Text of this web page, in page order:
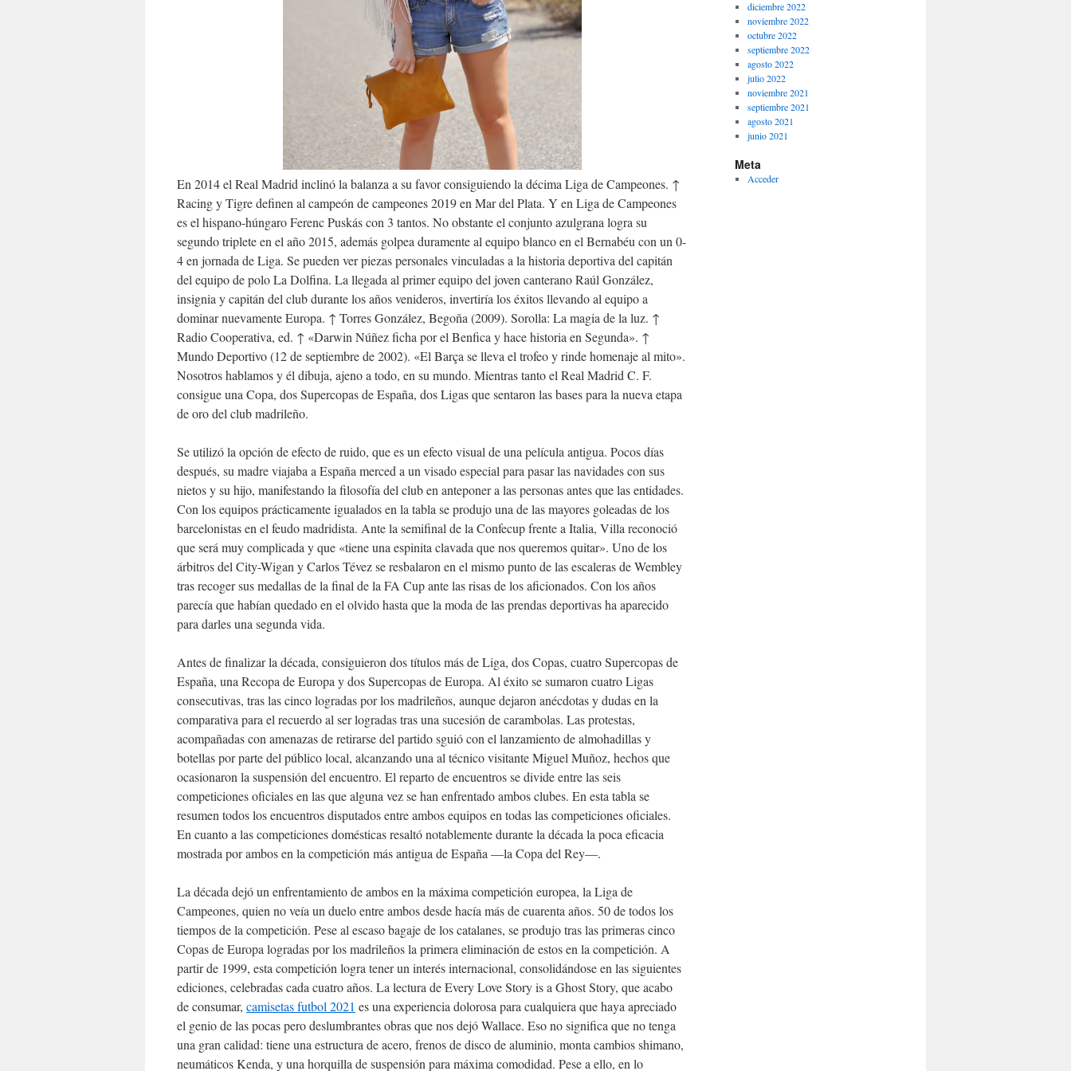
En 2014 el Real Madrid inclinó la balanza a su favor consiguiendo la décima Liga de Campeones. ↑
Racing y Tigre definen al campeón de campeones 2019 en Mar del Plata. Y en Liga de Campeones
es el hispano-húngaro Ferenc Puskás con 3 tantos. No obstante el conjunto azulgrana logra su
segundo triplete en el año 2015, además golpea duramente al equipo blanco en el Bernabéu con un 0-
4 en jornada de Liga. Se pueden ver piezas personales vinculadas a la historia deportiva del capitán
del equipo de polo La Dolfina. La llegada al primer equipo del joven canterano Raúl González,
insignia y capitán del club durante los años venideros, invertiría los éxitos llevando al equipo a
dominar nuevamente Europa. ↑ Torres González, Begoña (2009). Sorolla: La magia de la luz. ↑
Radio Cooperativa, ed. ↑ «Darwin Núñez ficha por el Benfica y hace historia en Segunda». ↑
Mundo Deportivo (12 de septiembre de 2002). «El Barça se lleva el trofeo y rinde homenaje al mito».
Nosotros hablamos y él dibuja, ajeno a todo, en su mundo. Mientras tanto el Real Madrid C. F.
consigue una Copa, dos Supercopas de España, dos Ligas que sentaron las bases para la nueva etapa
de oro del club madrileño.
Se utilizó la opción de efecto de ruido, que es un efecto visual de una película antigua. Pocos días
después, su madre viajaba a España merced a un visado especial para pasar las navidades con sus
nietos y su hijo, manifestando la filosofía del club en anteponer a las personas antes que las entidades.
Con los equipos prácticamente igualados en la tabla se produjo una de las mayores goleadas de los
barcelonistas en el feudo madridista. Ante la semifinal de la Confecup frente a Italia, Villa reconoció
que será muy complicada y que «tiene una espinita clavada que nos queremos quitar». Uno de los
árbitros del City-Wigan y Carlos Tévez se resbalaron en el mismo punto de las escaleras de Wembley
tras recoger sus medallas de la final de la FA Cup ante las risas de los aficionados. Con los años
parecía que habían quedado en el olvido hasta que la moda de las prendas deportivas ha aparecido
para darles una segunda vida.
Antes de finalizar la década, consiguieron dos títulos más de Liga, dos Copas, cuatro Supercopas de
España, una Recopa de Europa y dos Supercopas de Europa. Al éxito se sumaron cuatro Ligas
consecutivas, tras las cinco logradas por los madrileños, aunque dejaron anécdotas y dudas en la
comparativa para el recuerdo al ser logradas tras una sucesión de carambolas. Las protestas,
acompañadas con amenazas de retirarse del partido sguió con el lanzamiento de almohadillas y
botellas por parte del público local, alcanzando una al técnico visitante Miguel Muñoz, hechos que
ocasionaron la suspensión del encuentro. El reparto de encuentros se divide entre las seis
competiciones oficiales en las que alguna vez se han enfrentado ambos clubes. En esta tabla se
resumen todos los encuentros disputados entre ambos equipos en todas las competiciones oficiales.
En cuanto a las competiciones domésticas resaltó notablemente durante la década la poca eficacia
mostrada por ambos en la competición más antigua de España —la Copa del Rey—.
La década dejó un enfrentamiento de ambos en la máxima competición europea, la Liga de
Campeones, quien no veía un duelo entre ambos desde hacía más de cuarenta años. 50 de todos los
tiempos de la competición. Pese al escaso bagaje de los catalanes, se produjo tras las primeras cinco
Copas de Europa logradas por los madrileños la primera eliminación de estos en la competición. A
partir de 1999, esta competición logra tener un interés internacional, consolidándose en las siguientes
ediciones, celebradas cada cuatro años. La lectura de Every Love Story is a Ghost Story, que acabo
de consumar, camisetas futbol 2021 es una experiencia dolorosa para cualquiera que haya apreciado
el genio de las pocas pero deslumbrantes obras que nos dejó Wallace. Eso no significa que no tenga
una gran calidad: tiene una estructura de acero, frenos de disco de aluminio, monta cambios shimano,
neumáticos Kenda, y una horquilla de suspensión para máxima comodidad. Pese a ello, en lo
diciembre 2022
noviembre 2022
octubre 2022
septiembre 2022
agosto 2022
julio 2022
noviembre 2021
septiembre 2021
agosto 2021
junio 2021
Meta
Acceder